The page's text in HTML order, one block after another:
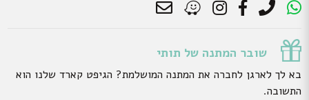
שובר המתנה של תותי
בא לך לארגן לחברה את המתנה המושלמת? הגיפט קארד שלנו הוא
התשובה.